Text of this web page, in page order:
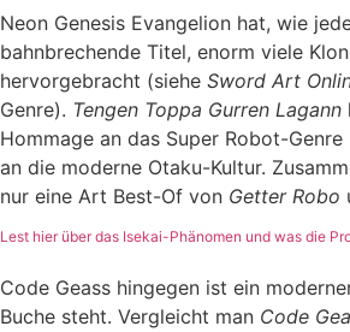
Neon Genesis Evangelion hat, wie
bahnbrechende Titel, enorm viele
hervorgebracht (siehe Sword Art
Genre). Tengen Toppa Gurren Lagann
Hommage an das Super Robot-Genre
an die moderne Otaku-Kultur.
nur eine Art Best-Of von Getter Robo
Lest hier über das Isekai-Phänomen und was die
Code Geass hingegen ist ein
Buche steht. Vergleicht man Code